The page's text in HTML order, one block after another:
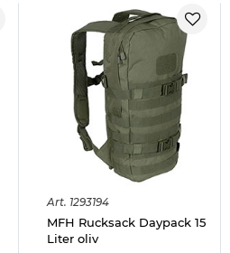
Art. 1293194
MFH Rucksack Daypack 15
Liter oliv